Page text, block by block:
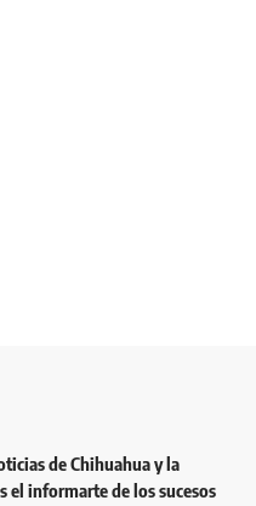
de Chihuahua y la
el informarte de los sucesos